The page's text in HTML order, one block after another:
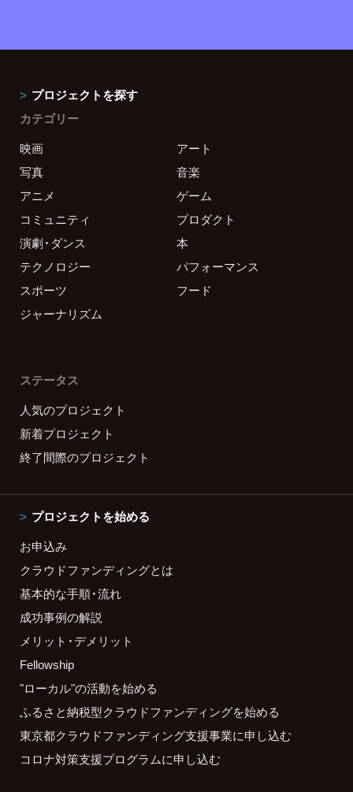
プロジェクトを探す
カテゴリー
映画
アート
写真
音楽
アニメ
ゲーム
コミュニティ
プロダクト
演劇・ダンス
本
テクノロジー
パフォーマンス
スポーツ
フード
ジャーナリズム
ステータス
人気のプロジェクト
新着プロジェクト
終了間際のプロジェクト
プロジェクトを始める
お申込み
クラウドファンディングとは
基本的な手順・流れ
成功事例の解説
メリット・デメリット
Fellowship
"ローカル"の活動を始める
ふるさと納税型クラウドファンディングを始める
東京都クラウドファンディング支援事業に申し込む
コロナ対策支援プログラムに申し込む